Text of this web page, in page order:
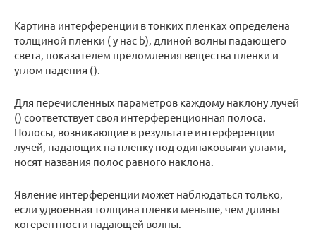
Картина интерференции в тонких пленках определена
толщиной пленки ( у нас b), длиной волны падающего
света, показателем преломления вещества пленки и
углом падения ().
Для перечисленных параметров каждому наклону лучей
() соответствует своя интерференционная полоса.
Полосы, возникающие в результате интерференции
лучей, падающих на пленку под одинаковыми углами,
носят названия полос равного наклона.
Явление интерференции может наблюдаться только,
если удвоенная толщина пленки меньше, чем длины
когерентности падающей волны.